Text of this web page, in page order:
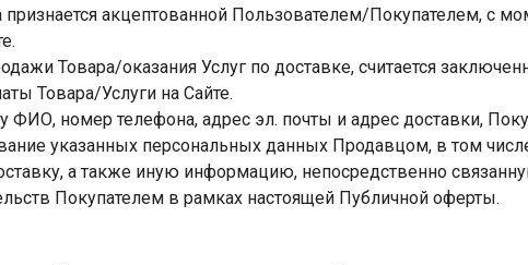
признается акцептованной Пользователем/Покупателем, с
Товара/оказания Услуг по доставке, считается
Товара/Услуги на Сайте.
ФИО, номер телефона, адрес эл. почты и адрес доставки,
указанных персональных данных Продавцом, в том
а также иную информацию, непосредственно
Покупателем в рамках настоящей Публичной оферты.